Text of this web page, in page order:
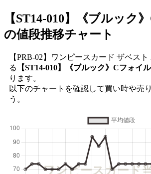
【ST14-010】《ブルック
の値段推移チャート
【PRB-02】ワンピースカード ザベス
る
【ST14-010】《ブルック》Cフォイ
ります。
以下のチャートを確認して買い時や売
う。